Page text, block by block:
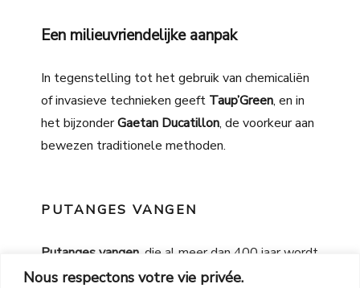
Nous respectons votre vie privée.
Een milieuvriendelijke aanpak
In tegenstelling tot het gebruik van chemicaliën
of invasieve techniekengeeft Taup’Green, en in
het bijzonderGaetan Ducatillon, de voorkeur aan
bewezen traditionele methoden.
PUTANGES VANGEN
Putanges vangen , die al meer dan 400 jaar wordt
gebruikt, is een milieuvriendelijke methode. Dit